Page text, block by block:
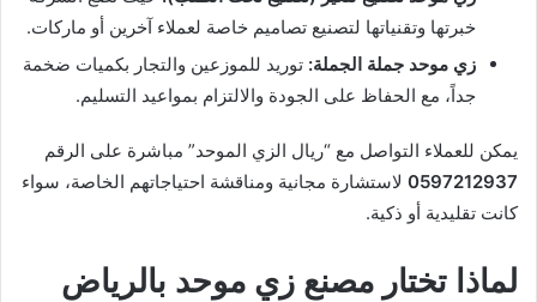
خبرتها وتقنياتها لتصنيع تصاميم خاصة لعملاء آخرين أو ماركات.
زي موحد جملة الجملة: توريد للموزعين والتجار بكميات ضخمة
جداً، مع الحفاظ على الجودة والالتزام بمواعيد التسليم.
يمكن للعملاء التواصل مع “ريال الزي الموحد” مباشرة على الرقم
0597212937 لاستشارة مجانية ومناقشة احتياجاتهم الخاصة، سواء
كانت تقليدية أو ذكية.
لماذا تختار مصنع زي موحد بالرياض